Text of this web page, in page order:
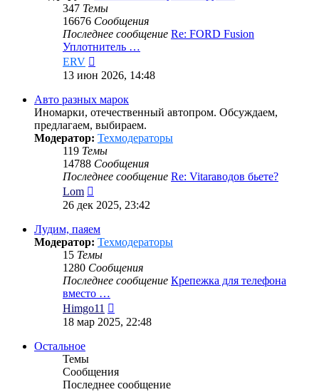
347 Темы
16676 Сообщения
Последнее сообщение Re: FORD Fusion
Уплотнитель …
ERV
к
сообщению
13 июн 2026, 14:48
Авто разных марок
Иномарки, отечественный автопром. Обсуждаем,
предлагаем, выбираем.
Модератор: Техмодераторы
119 Темы
14788 Сообщения
Последнее сообщение Re: Vitaraводов бьете?
Lom
к
сообщению
26 дек 2025, 23:42
Лудим, паяем
Модератор: Техмодераторы
15 Темы
1280 Сообщения
Последнее сообщение Крепежка для телефона
вместо …
Himgo11
к
18 мар 2025, 22:48
Остальное
Темы
Сообщения
Последнее сообщение